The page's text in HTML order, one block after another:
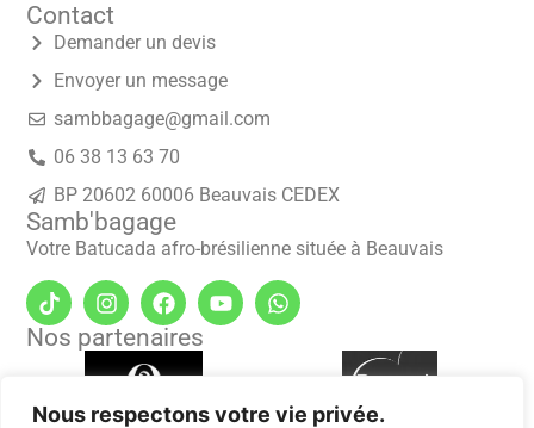
Nous respectons votre vie privée.
Samb'bagage
Votre Batucada afro-brésilienne située à Beauvais
Contact
Demander un devis
Envoyer un message
sambbagage@gmail.com
06 38 13 63 70
BP 20602 60006 Beauvais CEDEX
Nos partenaires